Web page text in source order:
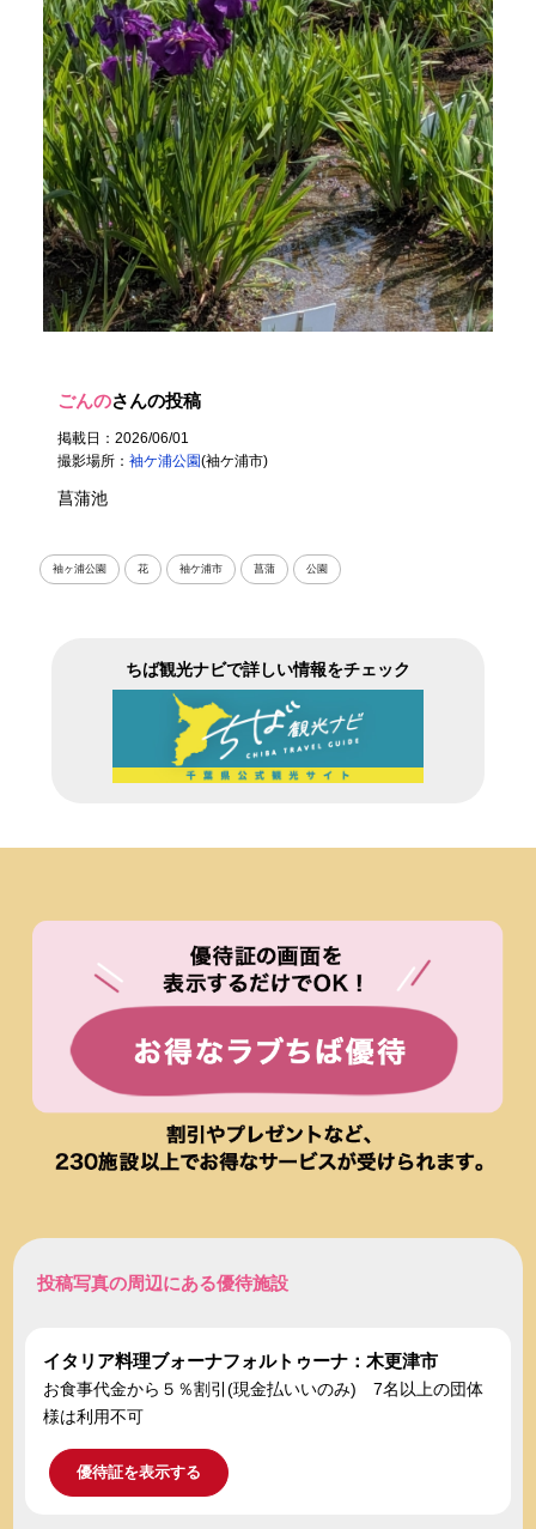
ごんのさんの投稿
掲載日：2026/06/01
撮影場所：袖ケ浦公園(袖ケ浦市)
菖蒲池
袖ヶ浦公園 花 袖ケ浦市 菖蒲 公園
ちば観光ナビで詳しい情報をチェック
投稿写真の周辺にある優待施設
イタリア料理ブォーナフォルトゥーナ：木更津市
お食事代金から５％割引(現金払いいのみ) 7名以上の団体
様は利用不可
優待証を表示する